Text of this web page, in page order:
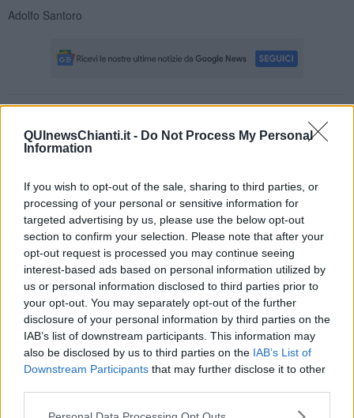
QUInewsChianti.it - Do Not Process My Personal
Information
If you wish to opt-out of the sale, sharing to third parties, or
processing of your personal or sensitive information for
targeted advertising by us, please use the below opt-out
section to confirm your selection. Please note that after your
opt-out request is processed you may continue seeing
interest-based ads based on personal information utilized by
us or personal information disclosed to third parties prior to
your opt-out. You may separately opt-out of the further
disclosure of your personal information by third parties on the
IAB’s list of downstream participants. This information may
also be disclosed by us to third parties on the IAB’s List of
Downstream Participants that may further disclose it to other
Adolfo Santoro
Se vuoi leggere le notizie principali della Toscana iscriviti alla
Newsletter QUInews - ToscanaMedia.Arriva gratis tutti i giorni
alle 20:00 direttamente nella tua casella di posta.
Ti potrebbe interessare anche:
Articoli dal Blog “Disincantato” di Adolfo Santoro
​Un esempio di civismo
​Linee guida per organizzare il civismo della complessità
​Il ripristino della natura secondo la legge e l’impegno dei
Cittadini
Il nesso tra cambiamenti climatici e salute umana
Tutti morimmo a stento (3)
Tutti morimmo a stento (2)
​Tutti morimmo a stento (1)
IL CORRIDOIO BLU il resoconto del convegno
Un manuale essenziale per seguire il CORRIDOIO BLU
Il corridoio blu